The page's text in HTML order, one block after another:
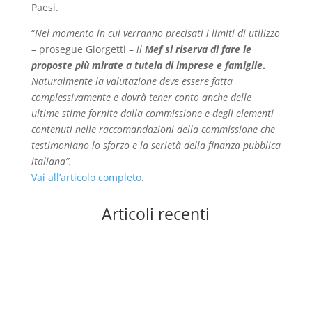
Paesi.
“Nel momento in cui verranno precisati i limiti di utilizzo
– prosegue Giorgetti – il Mef si riserva di fare le
proposte più mirate a tutela di imprese e famiglie.
Naturalmente la valutazione deve essere fatta
complessivamente e dovrà tener conto anche delle
ultime stime fornite dalla commissione e degli elementi
contenuti nelle raccomandazioni della commissione che
testimoniano lo sforzo e la serietà della finanza pubblica
italiana”.
Vai all’articolo completo.
Articoli recenti